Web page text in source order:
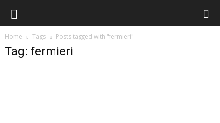
Home Tags Posts tagged with "fermieri"
Tag: fermieri